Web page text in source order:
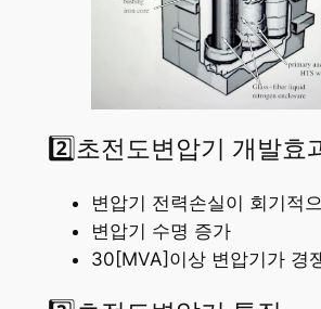
2️⃣초전도변압기 개발효
변압기 전력손실이 회기적
변압기 수명 증가
30[MVA]이상 변압기가 경